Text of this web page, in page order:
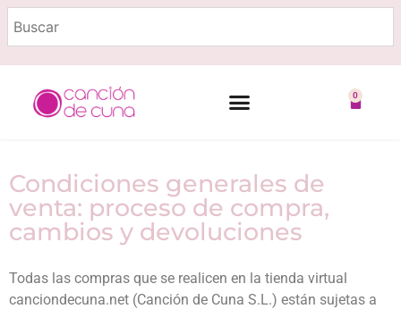
0
Condiciones generales de
venta: proceso de compra,
cambios y devoluciones
Todas las compras que se realicen en la tienda virtual
canciondecuna.net (Canción de Cuna S.L.) están sujetas a